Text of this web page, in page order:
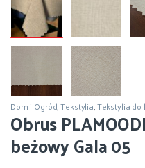
Dom i Ogród,Tekstylia,Tekstylia do
Obrus
beżowy Gala 05